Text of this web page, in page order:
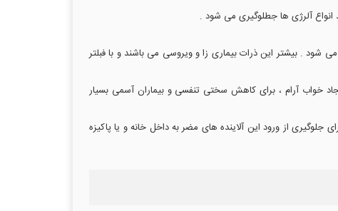
انواع آلرژی ها جطلوگیری می شود .
. بیشتر این ذرات بیماری زا و ویروسی می باشند و با فبلتر
بر تنفس هوای سبک و ایجاد خواب آرام ، برای کاهش سختی تنفسی و بیماران آسمی بسیار
از ورود این آلاینده های مضر به داخل خانه و یا پاکیزه